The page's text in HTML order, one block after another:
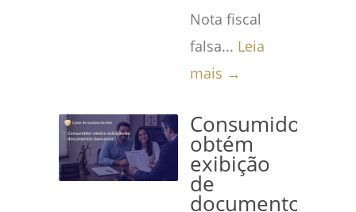
Nota fiscal
falsa... Leia
mais →
Consumidor
obtém
exibição
de
documentos